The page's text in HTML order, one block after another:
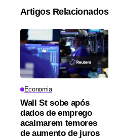
Artigos Relacionados
Economia
Wall St sobe após
dados de emprego
acalmarem temores
de aumento de juros